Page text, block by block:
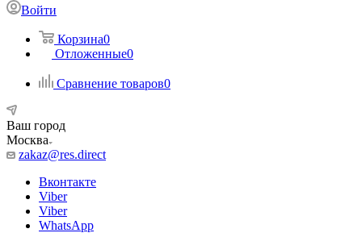
Войти
Корзина0
Отложенные0
Сравнение товаров0
Ваш город
Москва
zakaz@res.direct
Вконтакте
Viber
Viber
WhatsApp